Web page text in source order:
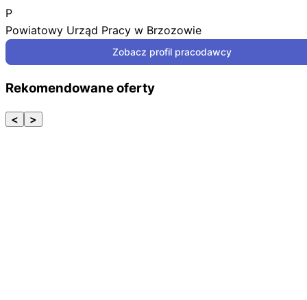
P
Powiatowy Urząd Pracy w Brzozowie
Zobacz profil pracodawcy
Rekomendowane oferty
< >